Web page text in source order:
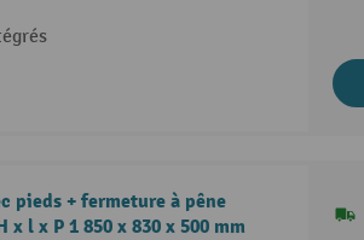
pieds + fermeture à pêne
l x P 1 850 x 830 x 500 mm